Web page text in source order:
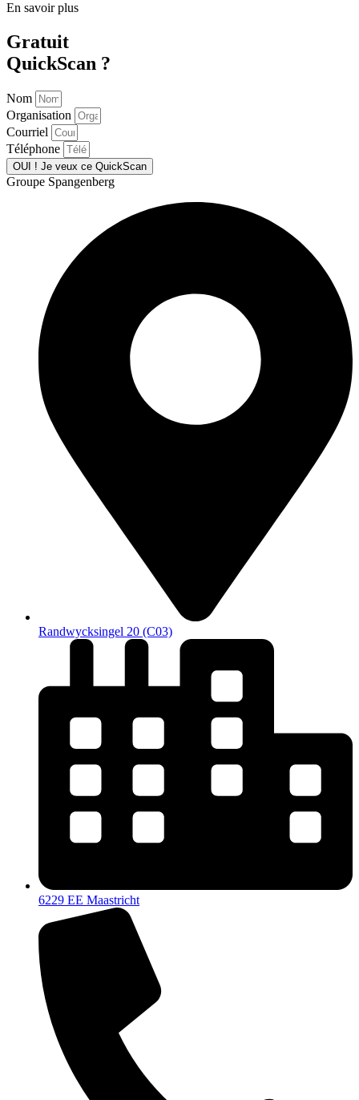
En savoir plus
Gratuit
QuickScan ?
Nom
Organisation
Courriel
Téléphone
OUI ! Je veux ce QuickScan
Groupe Spangenberg
Randwycksingel 20 (C03)
6229 EE Maastricht